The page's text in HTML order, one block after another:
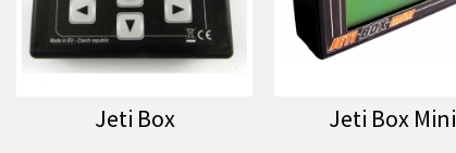
Jeti Box Jeti Box Mini